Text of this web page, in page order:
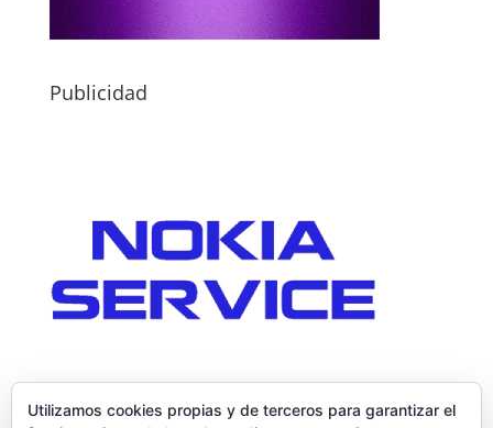
Publicidad
Utilizamos cookies propias y de terceros para garantizar el